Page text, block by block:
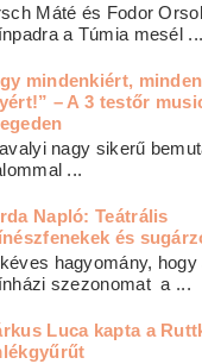
Máté és Fodor
a Túmia mesél ...
mindenkiért,
– A 3 testőr
nagy sikerű
...
Napló: Teátrális
és
hagyomány, hogy
szezonomat a ...
Luca kapta a